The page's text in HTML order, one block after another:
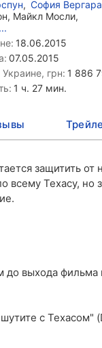
, София Вергара
Майкл Мосли,
...
18.06.2015
07.05.2015
грн: 1 886
1 ч. 27 мин.
защитить от
всему Техасу, но
до выхода
с Техасом"